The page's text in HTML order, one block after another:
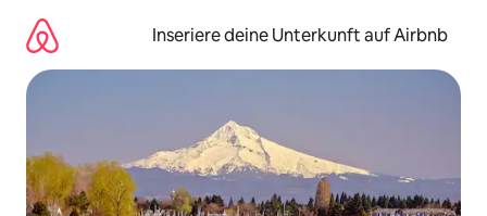
Inhalten
springen
Inseriere deine Unterkunft auf Airbnb